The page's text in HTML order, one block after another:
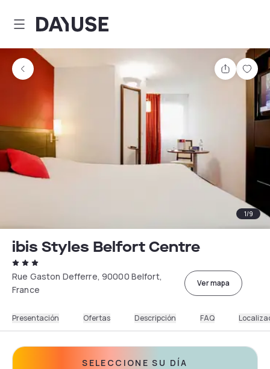
Dayuse
1/9
ibis Styles Belfort Centre
Rue Gaston Defferre, 90000 Belfort,
France
Ver mapa
Presentación Ofertas Descripción FAQ
SELECCIONE SU DÍA